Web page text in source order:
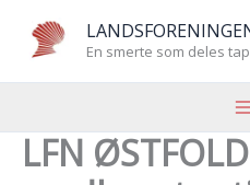
En smerte som deles
LFN